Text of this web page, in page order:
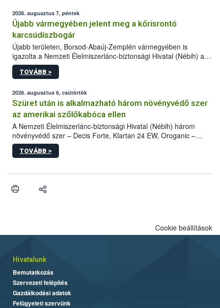
2026. augusztus 7, péntek
Újabb vármegyében jelent meg a kőrisrontó
karcsúdíszbogár
Újabb területen, Borsod-Abaúj-Zemplén vármegyében is
igazolta a Nemzeti Élelmiszerlánc-biztonsági Hivatal (Nébih) a
kőrisrontó karcsúdíszbogár (Agrilus planipennis) jelenlétét. A
kártevőt nem csak színcsapdában találták meg, de már fertőzött
az intenzív felderítést, emellett az intézkedéseket a szlovák
hatósággal is összehangolják a terjedés megállítása érdekében.
TOVÁBB >
2026. augusztus 6, csütörtök
Szüret után is alkalmazható három növényvédő szer
az amerikai szőlőkabóca ellen
A Nemzeti Élelmiszerlánc-biztonsági Hivatal (Nébih) három
növényvédő szer – Decis Forte, Klartan 24 EW, Oroganic –
engedélyokiratát módosította, így azok a szüretet követően,
egészen a vesszőérettség (BBCH 91) stádiumáig
érésű szőlőkben is legyen lehetőség a károsító elleni további
felhasználók számára is elérhető és ökológiai termesztésben is
TOVÁBB >
Cookie beállítások
Hivatalunk
Bemutatkozás
Szervezeti felépítés
Gazdálkodási adatok
Felügyeleti szervünk